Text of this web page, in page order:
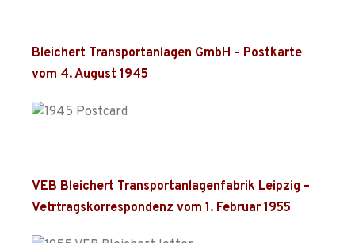
Bleichert Transportanlagen GmbH – Postkarte
vom 4. August 1945
VEB Bleichert Transportanlagenfabrik Leipzig –
Vetrtragskorrespondenz vom 1. Februar 1955